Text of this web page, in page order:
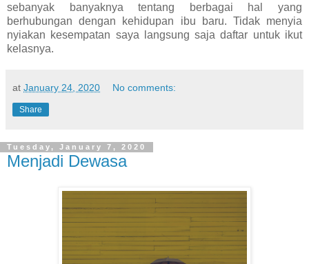
sebanyak banyaknya tentang berbagai hal yang
berhubungan dengan kehidupan ibu baru. Tidak menyia
nyiakan kesempatan saya langsung saja daftar untuk ikut
kelasnya.
at January 24, 2020 No comments:
Share
Tuesday, January 7, 2020
Menjadi Dewasa